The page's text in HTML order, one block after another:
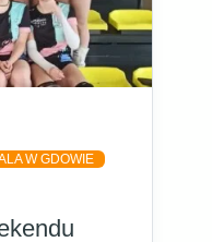
W GDOWIE